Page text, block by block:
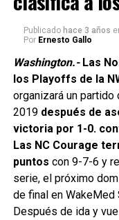
Publicado hace 3 años
Por Ernesto Gallo
Washington.- Las
los Playoffs de la
organizará un
2019 después de
victoria por 1-0.
Las NC Courage
puntos con 9-7-6 y
serie, el próximo
de final en WakeMed
Después de ida y